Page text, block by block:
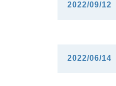
2022/09/12
2022/06/14